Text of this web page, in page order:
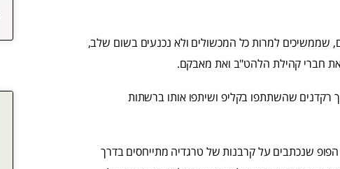
שממשיכים למרות כל המכשולים ולא נכנעים בשום שלב,
חברי קהילת הלהט"ב ואת מאבקם.
שהשתתפו בקליפ ושיתפו אותו ברשתות
הפופ שנכתבים על קרבנות של טרגדיה מתייחסים בדרך